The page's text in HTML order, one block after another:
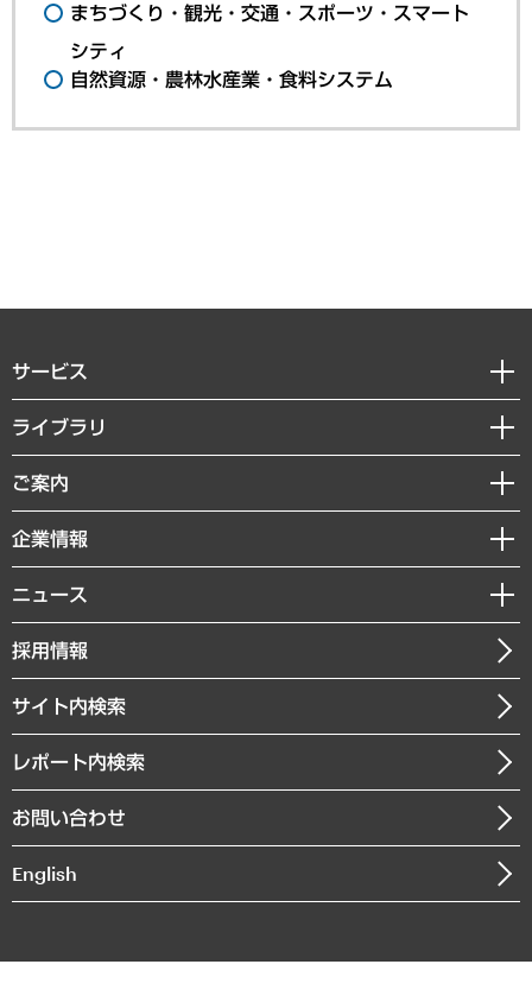
まちづくり・観光・交通・スポーツ・スマート
シティ
自然資源・農林水産業・食料システム
サービス
経営戦略
組織・人事戦略
デジタルイノベーション
共生・ダイバーシティ
GRC（ガバナンス・リスク・コンプライアンス）・防災（政策）
経済・産業・雇用・労働
まちづくり・観光・交通・スポーツ・スマートシティ
自然資源・農林水産業・食料システム
ライブラリ
経済調査
レポート
コラム
経営用語集
受託・受注実績（官公庁関連）
メディア掲載・出演
ご案内
セミナー・イベント情報
MUFGビジネスセミナー
受託案件情報
企業情報
私たちの想い
社長メッセージ
会社概要
沿革
組織図・本部部室紹介
インドネシア現地法人
個人情報保護方針
ニュース
ニュースリリース
お知らせ
採用情報
サイト内検索
レポート内検索
お問い合わせ
English